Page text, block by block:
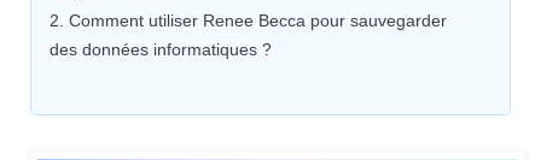
2. Comment utiliser Renee Becca pour sauvegarder
des données informatiques ?